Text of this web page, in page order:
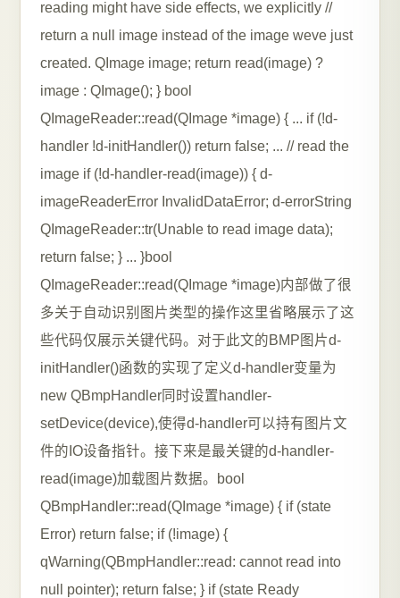
reading might have side effects, we explicitly //
return a null image instead of the image weve just
created. QImage image; return read(image) ?
image : QImage(); } bool
QImageReader::read(QImage *image) { ... if (!d-
handler !d-initHandler()) return false; ... // read the
image if (!d-handler-read(image)) { d-
imageReaderError InvalidDataError; d-errorString
QImageReader::tr(Unable to read image data);
return false; } ... }bool
QImageReader::read(QImage *image)内部做了很
多关于自动识别图片类型的操作这里省略展示了这
些代码仅展示关键代码。对于此文的BMP图片d-
initHandler()函数的实现了定义d-handler变量为
new QBmpHandler同时设置handler-
setDevice(device),使得d-handler可以持有图片文
件的IO设备指针。接下来是最关键的d-handler-
read(image)加载图片数据。bool
QBmpHandler::read(QImage *image) { if (state
Error) return false; if (!image) {
qWarning(QBmpHandler::read: cannot read into
null pointer); return false; } if (state Ready